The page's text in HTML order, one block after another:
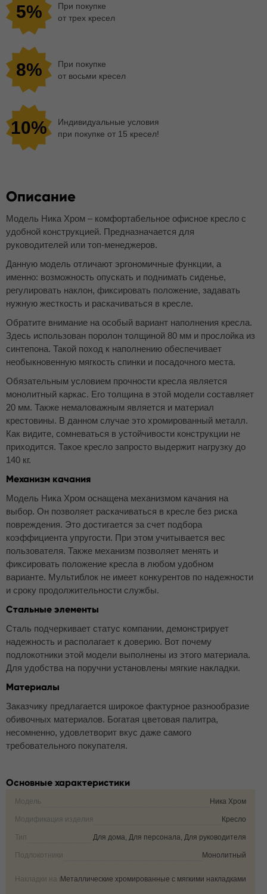
5%
При покупке
от трех кресел
8%
При покупке
от восьми кресел
10%
Индивидуальные условия
при покупке от 15 кресел!
Описание
Модель Ника Хром – комфортабельное офисное кресло с
удобной конструкцией. Предназначается для
руководителей или топ-менеджеров.
Данную модель отличают эргономичные функции, а
именно: возможность опускать и поднимать сиденье,
регулировать наклон, фиксировать положение, задавать
нужную жесткость и раскачиваться в кресле.
Обратите внимание на особый вариант наполнения кресла.
Здесь использован поролон толщиной 80 мм и прослойка из
синтепона. Такой поход к наполнению обеспечивает
необыкновенную мягкость спинки и посадочного места.
Обязательным условием прочности кресла является
монолитный каркас. Его толщина в этой модели составляет
20 мм. Также немаловажным является и материал
крестовины. В данном случае это хромированный металл.
Как видите, сомневаться в устойчивости конструкции не
приходится. Такое кресло запросто выдержит нагрузку до
140 кг.
Механизм качания
Модель Ника Хром оснащена механизмом качания на
выбор. Он позволяет раскачиваться в кресле без риска
повреждения. Это достигается за счет подбора
коэффициента упругости. При этом учитывается вес
пользователя. Также механизм позволяет менять и
фиксировать положение кресла в любом удобном
варианте. Мультиблок не имеет конкурентов по надежности
и сроку продолжительности службы.
Стальные элементы
Сталь подчеркивает статус компании, демонстрирует
надежность и располагает к доверию. Вот почему
подлокотники этой модели выполнены из этого материала.
Для удобства на поручни установлены мягкие накладки.
Материалы
Заказчику предлагается широкое фактурное разнообразие
обивочных материалов. Богатая цветовая палитра,
несомненно, удовлетворит вкус даже самого
требовательного покупателя.
Основные характеристики
Модель Ника Хром
Модификация изделия Кресло
Тип Для дома, Для персонала, Для руководителя
Подлокотники Монолитный
Накладки на подлокотникиМеталлические хромированные с мягкими накладками